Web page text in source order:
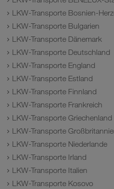
LKW-Transporte Bosnien-
LKW-Transporte Bulgarien
LKW-Transporte Dänemark
LKW-Transporte Deutschland
LKW-Transporte England
LKW-Transporte Estland
LKW-Transporte Finnland
LKW-Transporte Frankreich
LKW-Transporte Griechenland
LKW-Transporte
LKW-Transporte Niederlande
LKW-Transporte Irland
LKW-Transporte Italien
LKW-Transporte Kosovo